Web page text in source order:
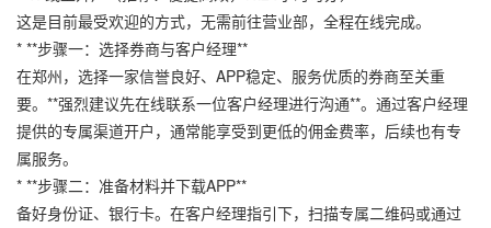
这是目前最受欢迎的方式，无需前往营业部，全程在线完成。
* **步骤一：选择券商与客户经理**
在郑州，选择一家信誉良好、APP稳定、服务优质的券商至关重
要。**强烈建议先在线联系一位客户经理进行沟通**。通过客户经理
提供的专属渠道开户，通常能享受到更低的佣金费率，后续也有专
属服务。
* **步骤二：准备材料并下载APP**
备好身份证、银行卡。在客户经理指引下，扫描专属二维码或通过